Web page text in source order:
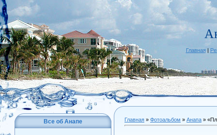
Главная |
Все об Анапе Главная » Фотоальбом » Анапа »